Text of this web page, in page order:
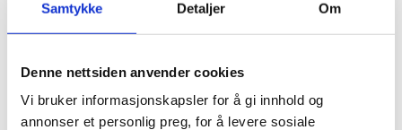
Samtykke Detaljer Om
Denne nettsiden anvender cookies
Vi bruker informasjonskapsler for å gi innhold og
annonser et personlig preg, for å levere sosiale